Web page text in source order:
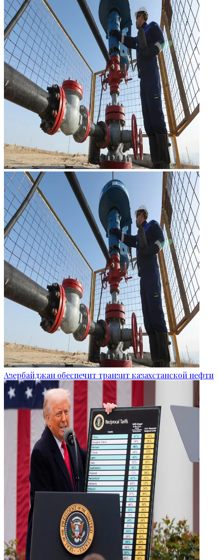
Азербайджан обеспечит транзит казахстанской нефти